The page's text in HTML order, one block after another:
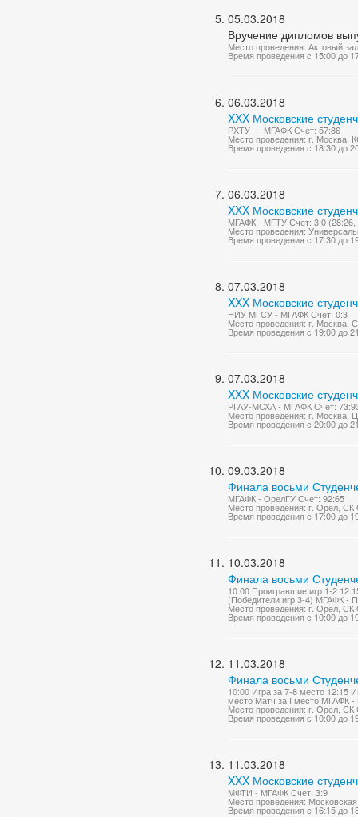
05.03.2018
Вручение дипломов
Место проведения: Актовый
Время проведения с 15:00 до
06.03.2018
XXX Московские
РХТУ — МГАФК Счет: 57:86
Место проведения: г. Москва,
Время проведения с 18:30 до
06.03.2018
XXX Московские
МГАФК - МГТУ Счет: 3:0 (28:26,
Место проведения:
Время проведения с 17:30 до
07.03.2018
XXX Московские
НИУ МГСУ - МГАФК Счет: 0:3
Место проведения: г. Москва,
Время проведения с 19:00 до
07.03.2018
XXX Московские
РГАУ-МСХА - МГАФК Счет:
Место проведения: г.
Время проведения с 20:00 до
09.03.2018
Финала восьми
МГАФК - ОрелГУ Счет: 92:65
Место проведения: г. Орел,
Время проведения с 17:00 до
10.03.2018
Финала восьми
10:00 Проигравшие игр 1-2
(Победители игр 3-4) МГАФК -
Место проведения: г. Орел,
Время проведения с 10:00 до
11.03.2018
Финала восьми
10:00 Игра за 7-8 место 12:15
место Матч за I место МГАФК -
Место проведения: г. Орел,
Время проведения с 10:00 до
11.03.2018
XXX Московские
МФТИ - МГАФК Счет: 3:9
Место проведения:
Время проведения с 16:15 до